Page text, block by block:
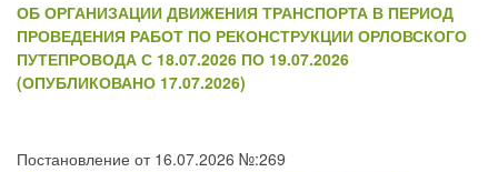
ОБ ОРГАНИЗАЦИИ ДВИЖЕНИЯ ТРАНСПОРТА В ПЕРИОД
ПРОВЕДЕНИЯ РАБОТ ПО РЕКОНСТРУКЦИИ ОРЛОВСКОГО
ПУТЕПРОВОДА С 18.07.2026 ПО 19.07.2026
(ОПУБЛИКОВАНО 17.07.2026)
Постановление от 16.07.2026 №:269